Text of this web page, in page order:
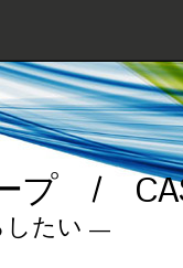
プ /
したい —